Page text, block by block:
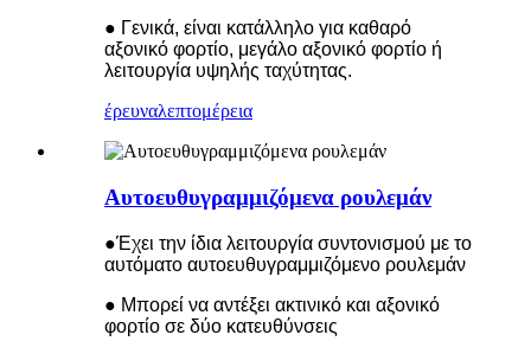
● Γενικά, είναι κατάλληλο για καθαρό
αξονικό φορτίο, μεγάλο αξονικό φορτίο ή
λειτουργία υψηλής ταχύτητας.
έρευναλεπτομέρεια
Αυτοευθυγραμμιζόμενα ρουλεμάν
●Έχει την ίδια λειτουργία συντονισμού με το
αυτόματο αυτοευθυγραμμιζόμενο ρουλεμάν
● Μπορεί να αντέξει ακτινικό και αξονικό
φορτίο σε δύο κατευθύνσεις